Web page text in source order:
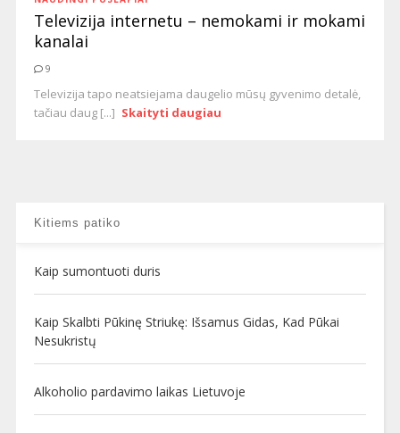
Televizija internetu – nemokami ir mokami
kanalai
9
Televizija tapo neatsiejama daugelio mūsų gyvenimo detalė,
tačiau daug [...] Skaityti daugiau
Kitiems patiko
Kaip sumontuoti duris
Kaip Skalbti Pūkinę Striukę: Išsamus Gidas, Kad Pūkai
Nesukristų
Alkoholio pardavimo laikas Lietuvoje